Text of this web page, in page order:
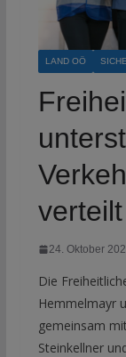
LAND OÖ
24. Oktober
Die
Hemmelmayr
gemeinsam
Steinkellner